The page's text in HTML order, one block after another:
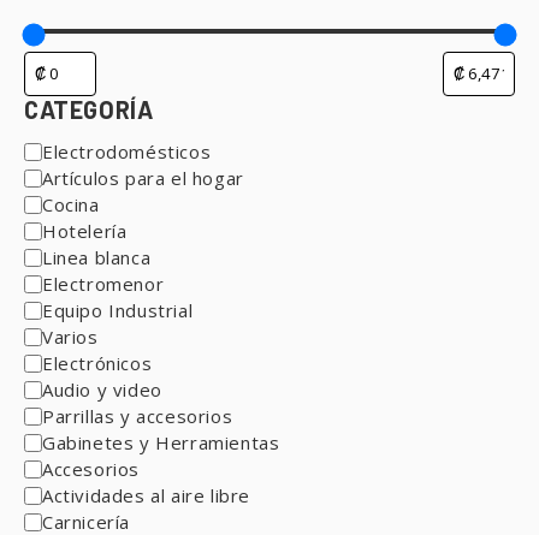
CATEGORÍA
Electrodomésticos
Artículos para el hogar
Cocina
Hotelería
Linea blanca
Electromenor
Equipo Industrial
Varios
Electrónicos
Audio y video
Parrillas y accesorios
Gabinetes y Herramientas
Accesorios
Actividades al aire libre
Carnicería